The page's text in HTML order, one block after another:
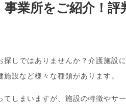
業所をご紹介！評
しではありませんか？介護施設
設など様々な種類があります。
しまいますが、施設の特徴やサ